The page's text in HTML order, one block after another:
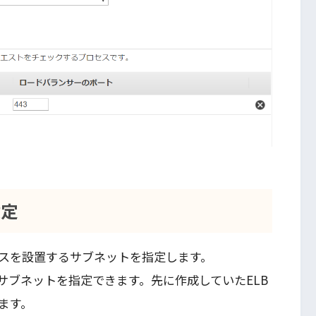
設置するサブネットを指定します。
ネットを指定できます。先に作成していたELB
。